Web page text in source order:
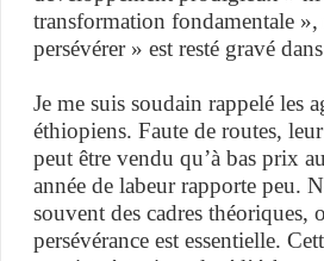
transformation fondamentale
persévérer » est resté gravé
Je me suis soudain rappelé les
éthiopiens. Faute de routes,
peut être vendu qu’à bas prix
année de labeur rapporte peu.
souvent des cadres théoriques,
persévérance est essentielle.